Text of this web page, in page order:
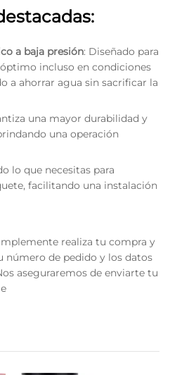
a baja presión: Diseñado para
incluso en condiciones
a ahorrar agua sin sacrificar la
una mayor durabilidad y
una operación
lo que necesitas para
facilitando una instalación
realiza tu compra y
número de pedido y los datos
aseguraremos de enviarte tu